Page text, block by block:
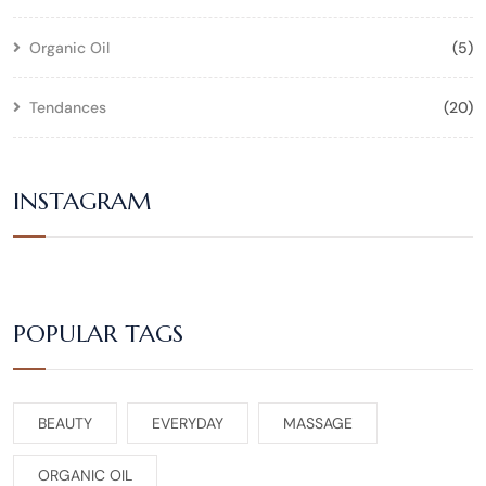
Organic Oil (5)
Tendances (20)
INSTAGRAM
POPULAR TAGS
BEAUTY EVERYDAY MASSAGE
ORGANIC OIL